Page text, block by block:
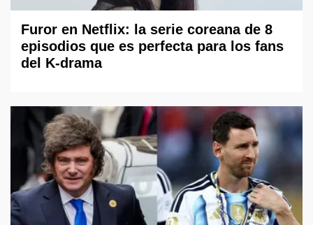
Furor en Netflix: la serie coreana de 8
episodios que es perfecta para los fans
del K-drama